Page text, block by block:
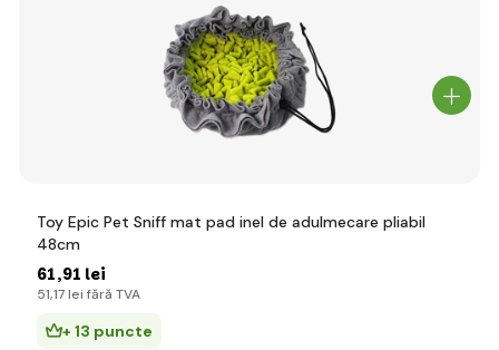
Toy Epic Pet Sniff mat pad inel de adulmecare pliabil
48cm
61,91 lei
51,17 lei fără TVA
+ 13 puncte